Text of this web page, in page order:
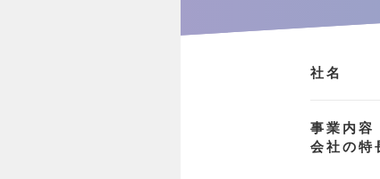
社名
事業内容
会社の特